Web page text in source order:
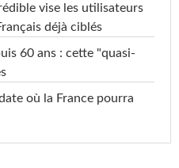
vise les utilisateurs
déjà ciblés
60 ans : cette "quasi-
où la France pourra